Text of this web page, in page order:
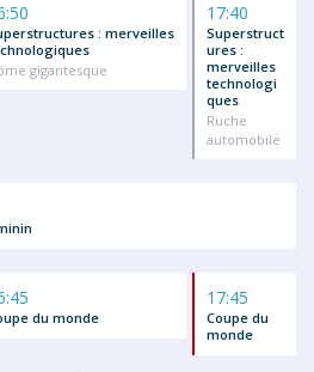
: merveilles
gigantesque
17:40
Superstruct
ures :
merveilles
technologi
ques
Ruche
automobile
du monde
17:45
Coupe du
monde